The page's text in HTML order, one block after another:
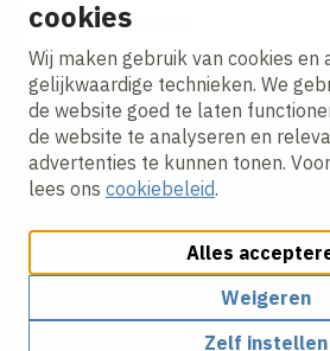
cookies
Wij maken gebruik van cookies en
gelijkwaardige technieken. We
de website goed te laten
de website te analyseren en
advertenties te kunnen tonen.
lees ons cookiebeleid.
Alles
Weigeren
Zelf instellen
E-mailadres
Ik ga akkoord met hetprivacy
Cookies aanpassenCookie beleid